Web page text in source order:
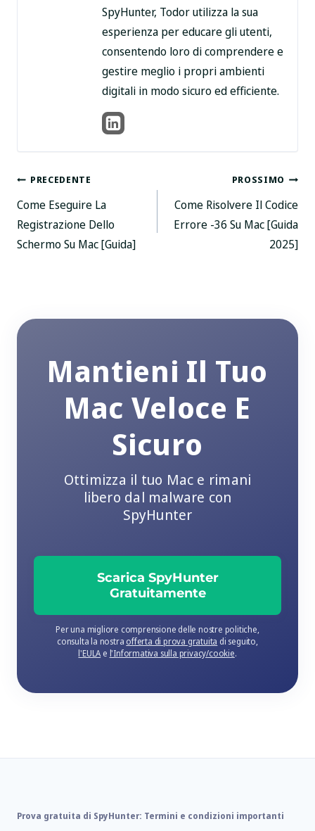
SpyHunter, Todor utilizza la sua
esperienza per educare gli utenti,
consentendo loro di comprendere e
gestire meglio i propri ambienti
digitali in modo sicuro ed efficiente.
Posta
navigazione
PRECEDENTE
Come Eseguire La
Registrazione Dello
Schermo Su Mac [Guida]
PROSSIMO
Come Risolvere Il Codice
Errore -36 Su Mac [Guida
2025]
Mantieni Il Tuo
Mac Veloce E
Sicuro
Ottimizza il tuo Mac e rimani
libero dal malware con
SpyHunter
Scarica SpyHunter
Gratuitamente
Per una migliore comprensione delle nostre politiche,
consulta la nostra offerta di prova gratuita di seguito,
l'EULA e l'Informativa sulla privacy/cookie.
Prova gratuita di SpyHunter: Termini e condizioni importanti